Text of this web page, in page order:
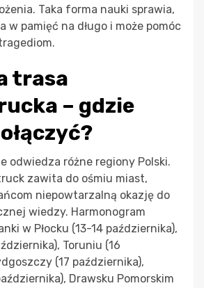
Taka forma nauki sprawia,
w pamięć na długo i może pomóc
trasa
– gdzie
odwiedza różne regiony Polski.
zawita do ośmiu miast,
niepowtarzalną okazję do
wiedzy. Harmonogram
w Płocku (13-14 października),
Toruniu (16
(17 października),
Drawsku Pomorskim